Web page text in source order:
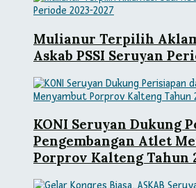
Mulianur Terpilih
Askab PSSI Seruyan
KONI Seruyan Dukung
Pengembangan Atlet
Porprov Kalteng Tahun